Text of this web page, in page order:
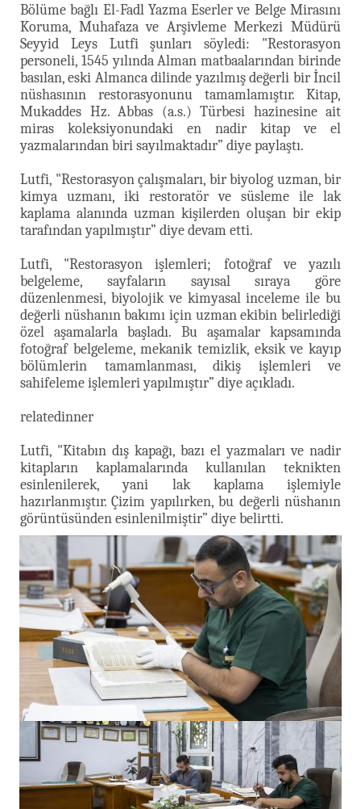
Bölüme bağlı El-Fadl Yazma Eserler ve Belge Mirasını
Koruma, Muhafaza ve Arşivleme Merkezi Müdürü
Seyyid Leys Lutfi şunları söyledi: "Restorasyon
personeli, 1545 yılında Alman matbaalarından birinde
basılan, eski Almanca dilinde yazılmış değerli bir İncil
nüshasının restorasyonunu tamamlamıştır. Kitap,
Mukaddes Hz. Abbas (a.s.) Türbesi hazinesine ait
miras koleksiyonundaki en nadir kitap ve el
yazmalarından biri sayılmaktadır” diye paylaştı.
Lutfi, "Restorasyon çalışmaları, bir biyolog uzman, bir
kimya uzmanı, iki restoratör ve süsleme ile lak
kaplama alanında uzman kişilerden oluşan bir ekip
tarafından yapılmıştır” diye devam etti.
Lutfi, "Restorasyon işlemleri; fotoğraf ve yazılı
belgeleme, sayfaların sayısal sıraya göre
düzenlenmesi, biyolojik ve kimyasal inceleme ile bu
değerli nüshanın bakımı için uzman ekibin belirlediği
özel aşamalarla başladı. Bu aşamalar kapsamında
fotoğraf belgeleme, mekanik temizlik, eksik ve kayıp
bölümlerin tamamlanması, dikiş işlemleri ve
sahifeleme işlemleri yapılmıştır” diye açıkladı.
relatedinner
Lutfi, "Kitabın dış kapağı, bazı el yazmaları ve nadir
kitapların kaplamalarında kullanılan teknikten
esinlenilerek, yani lak kaplama işlemiyle
hazırlanmıştır. Çizim yapılırken, bu değerli nüshanın
görüntüsünden esinlenilmiştir” diye belirtti.